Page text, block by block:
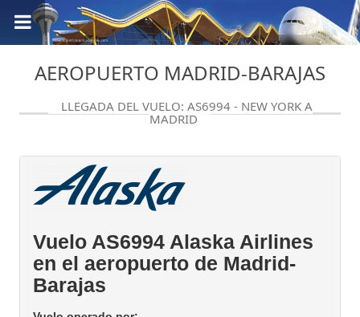
AEROPUERTO MADRID-BARAJAS
LLEGADA DEL VUELO: AS6994 - NEW YORK A
MADRID
Vuelo AS6994 Alaska Airlines
en el aeropuerto de Madrid-
Barajas